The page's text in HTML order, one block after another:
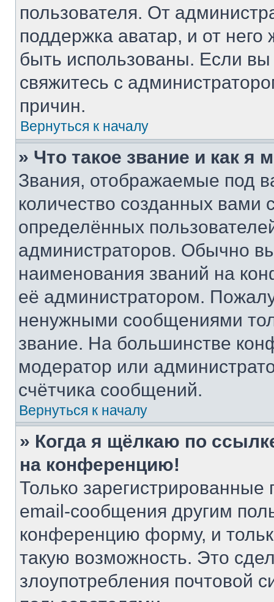
пользователя. От
поддержка аватар, и от него
быть использованы. Если
свяжитесь с
причин.
Вернуться к началу
» Что такое звание и как я
Звания, отображаемые под
количество созданных
определённых
администраторов. Обычно
наименования званий на
её администратором.
ненужными сообщениями
звание. На большинстве
модератор или
счётчика сообщений.
Вернуться к началу
» Когда я щёлкаю по
на конференцию!
Только зарегистрированные
email-сообщения другим
конференцию форму, и
такую возможность. Это
злоупотребления почтовой